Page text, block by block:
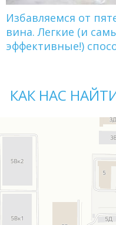
Избавляемся от
вина. Легкие (и
эффективные!)
КАК НАС